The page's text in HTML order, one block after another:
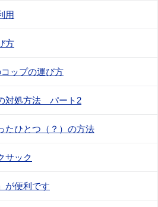
用
方
ップの運び方
対処方法 パート2
たひとつ（？）の方法
サック
が便利です